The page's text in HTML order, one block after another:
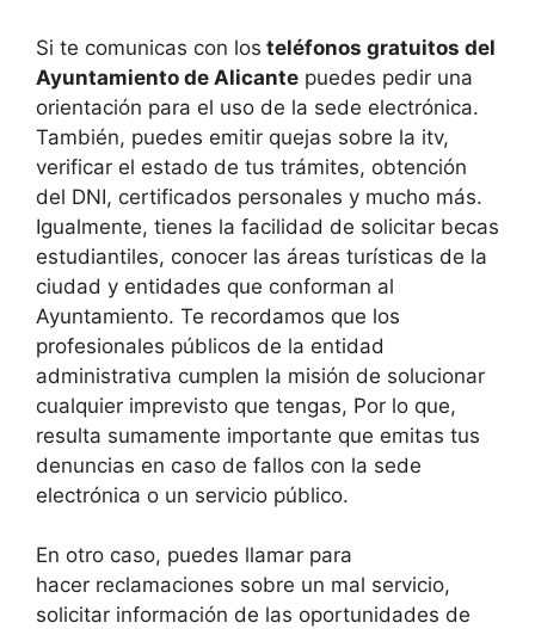
Si te comunicas con los teléfonos gratuitos del
Ayuntamiento de Alicante puedes pedir una
orientación para el uso de la sede electrónica.
También, puedes emitir quejas sobre la itv,
verificar el estado de tus trámites, obtención
del DNI, certificados personales y mucho más.
Igualmente, tienes la facilidad de solicitar becas
estudiantiles, conocer las áreas turísticas de la
ciudad y entidades que conforman al
Ayuntamiento. Te recordamos que los
profesionales públicos de la entidad
administrativa cumplen la misión de solucionar
cualquier imprevisto que tengas, Por lo que,
resulta sumamente importante que emitas tus
denuncias en caso de fallos con la sede
electrónica o un servicio público.
En otro caso, puedes llamar para
hacer reclamaciones sobre un mal servicio,
solicitar información de las oportunidades de